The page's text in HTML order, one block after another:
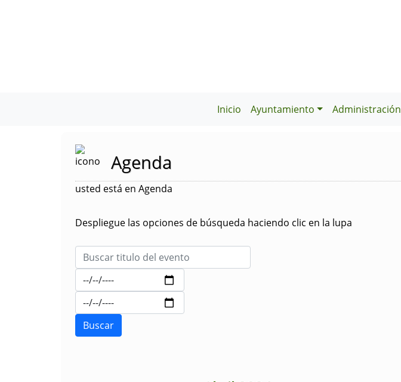
Inicio Ayuntamiento Administración
Agenda
usted está en Agenda
Despliegue las opciones de búsqueda haciendo clic en la lupa